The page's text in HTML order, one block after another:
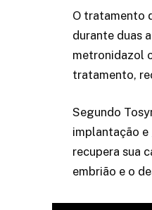
O tratamento
durante duas
metronidazol
tratamento,
Segundo
implantação
recupera sua
embrião e o